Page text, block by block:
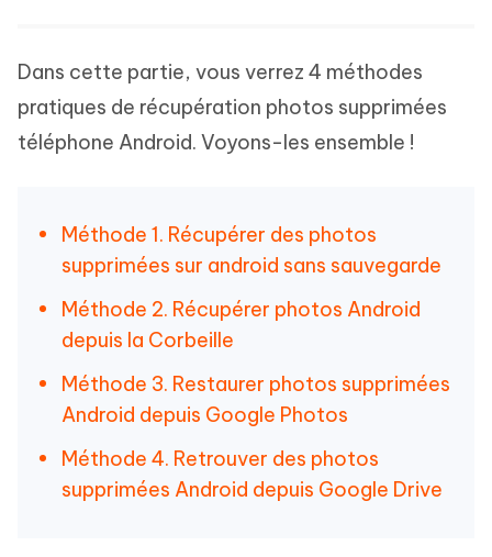
Dans cette partie, vous verrez 4 méthodes
pratiques de récupération photos supprimées
téléphone Android. Voyons-les ensemble !
Méthode 1. Récupérer des photos
supprimées sur android sans sauvegarde
Méthode 2. Récupérer photos Android
depuis la Corbeille
Méthode 3. Restaurer photos supprimées
Android depuis Google Photos
Méthode 4. Retrouver des photos
supprimées Android depuis Google Drive